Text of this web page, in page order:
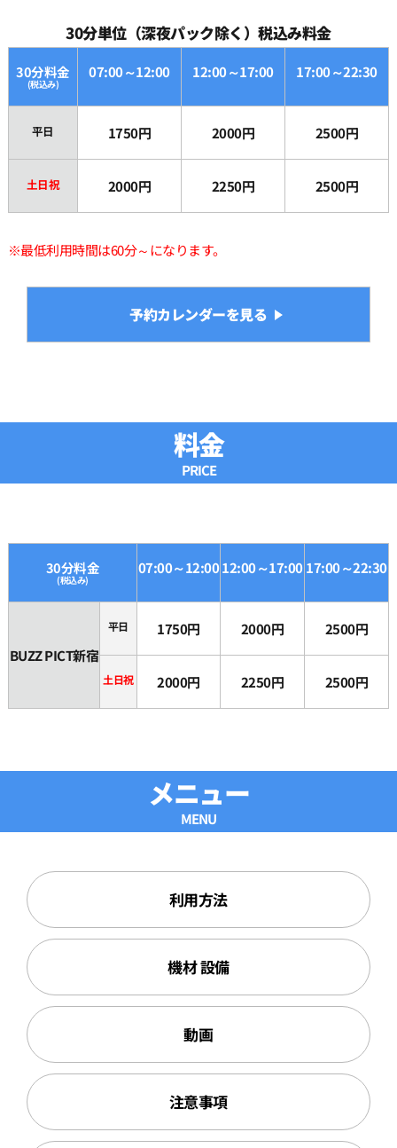
20:00
21:30
30分単位（深夜パック除く）税込み料金
30分料金
(税込み)
07:00～12:00 12:00～17:00 17:00～22:30
平日 1750円 2000円 2500円
土日祝 2000円 2250円 2500円
※最低利用時間は60分～になります。
予約カレンダーを見る
料金
PRICE
30分料金
(税込み)
07:00～12:0012:00～17:00 17:00～22:30
BUZZ PICT新宿
平日 1750円 2000円 2500円
土日祝 2000円 2250円 2500円
メニュー
MENU
利用方法
機材 設備
動画
注意事項